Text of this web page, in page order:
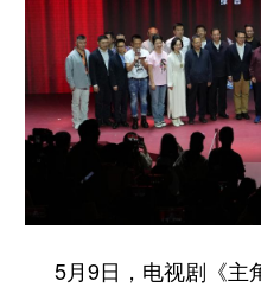
广东 广西
四川 贵州
陕西 甘肃
新疆 内蒙古
5月9日，电视剧《主角